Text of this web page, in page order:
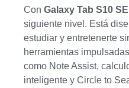
Con Galaxy Tab S10 SE
siguiente nivel. Está
estudiar y entretenerte
herramientas
como Note Assist,
inteligente y Circle to